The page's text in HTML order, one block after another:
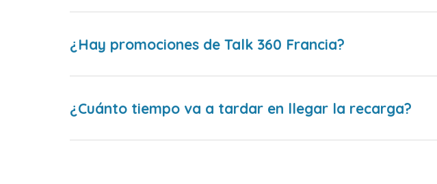
¿Hay promociones de Talk 360 Francia?
¿Cuánto tiempo va a tardar en llegar la recarga?